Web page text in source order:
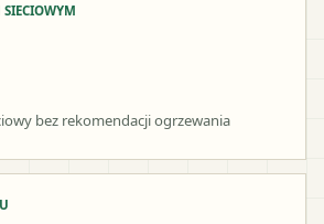
bez rekomendacji ogrzewania